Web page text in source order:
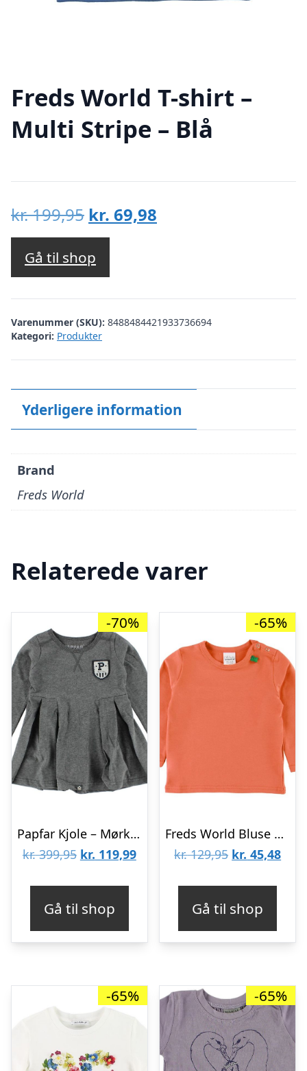
Freds World T-shirt –
Multi Stripe – Blå
kr.199,95 Den
oprindelige
pris
var:
kr. 199,95.
kr. 69,98
kr. 69,98.
Gå til shop
Varenummer (SKU): 8488484421933736694
Kategori: Produkter
Yderligere information
Brand
Freds World
Relaterede varer
-70%
Papfar Kjole – Mørkegråmeleret
kr.399,95 Den
var:
kr. 399,95.
kr. 119,99Den
kr. 119,99.
Gå til shop
-65%
Freds World Bluse – Warm Coral
kr.129,95 Den
var:
kr. 129,95.
kr. 45,48Den
kr.
Gå til shop
-65% -65%